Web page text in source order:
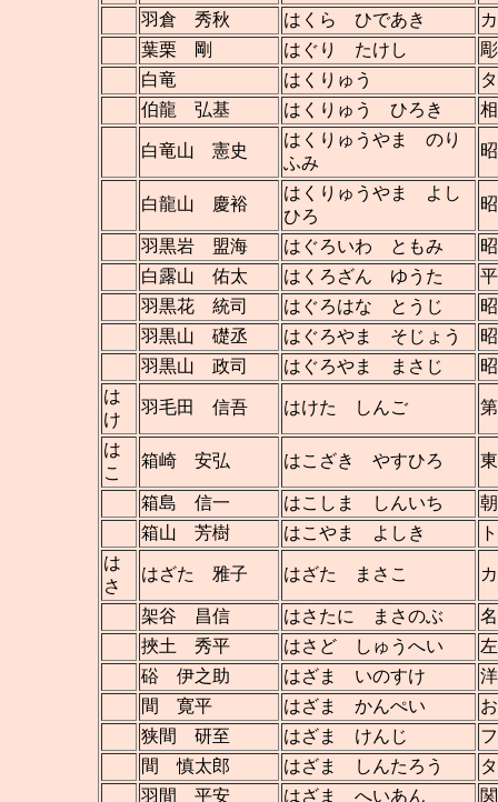
羽倉 秀秋
はくら ひであき
葉栗 剛
はぐり たけし
白竜
はくりゅう
伯龍 弘基
はくりゅう ひろき
白竜山 憲史
はくりゅうやま のり
ふみ
白龍山 慶裕
はくりゅうやま よし
ひろ
羽黒岩 盟海 はぐろいわ ともみ
白露山 佑太
はくろざん ゆうた
羽黒花 統司
はぐろはな とうじ
羽黒山 礎丞
はぐろやま そじょう
羽黒山 政司
はぐろやま まさじ
は
け
羽毛田 信吾 はけた しんご
は
こ
箱崎 安弘 はこざき やすひろ
箱島 信一 はこしま しんいち
箱山 芳樹
はこやま よしき
は
さ
はざた 雅子 はざた まさこ
架谷 昌信 はさたに まさのぶ
挾土 秀平
はさど しゅうへい
硲 伊之助
はざま いのすけ
間 寛平
はざま かんぺい
狭間 研至
はざま けんじ
間 慎太郎
はざま しんたろう
羽間 平安
はざま へいあん